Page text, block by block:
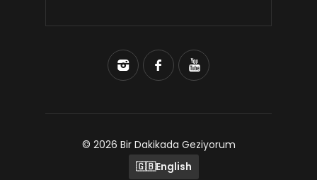
© 2026 Bir Dakikada Geziyorum
🇬🇧English